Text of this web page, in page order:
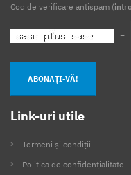
Cod de verificare antispam (
=
ABONAȚI-VĂ!
Link-uri utile
Termeni și condiții
Politica de confidențialitate